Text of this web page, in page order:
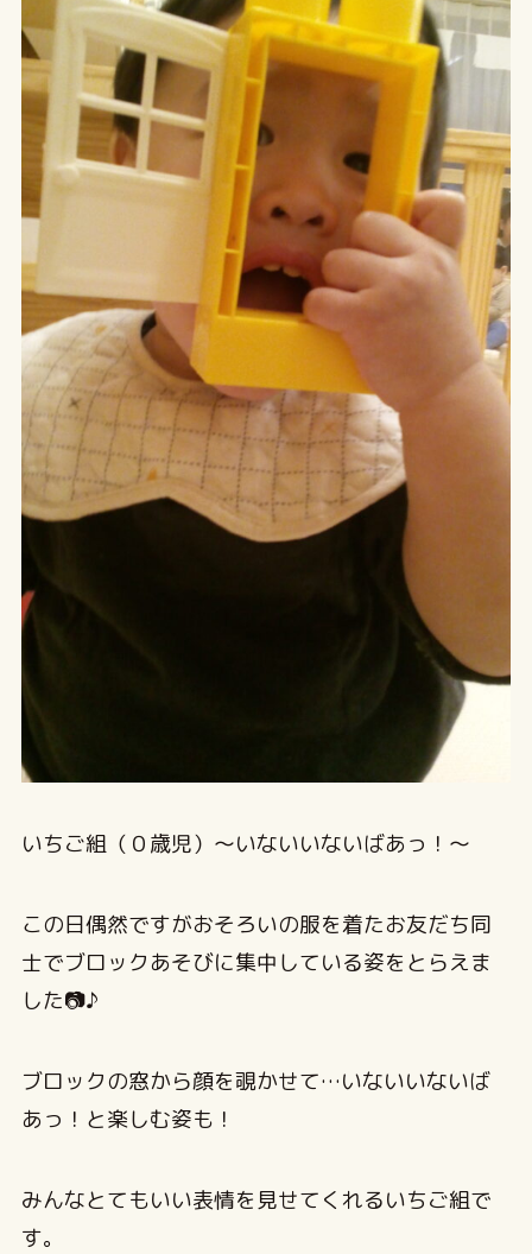
いちご組（０歳児）～いないいないばあっ！～
この日偶然ですがおそろいの服を着たお友だち同
士でブロックあそびに集中している姿をとらえま
した📷♪
ブロックの窓から顔を覗かせて…いないいないば
あっ！と楽しむ姿も！
みんなとてもいい表情を見せてくれるいちご組で
す。